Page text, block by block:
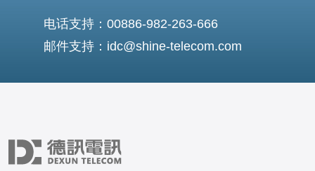
电话支持：00886-982-263-666
邮件支持：idc@shine-telecom.com